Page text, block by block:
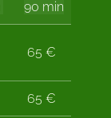
90 min
65 €
65 €